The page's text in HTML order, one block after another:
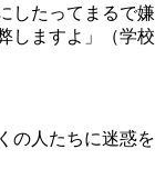
したってまるで嫌
しますよ」（学校
の人たちに迷惑を